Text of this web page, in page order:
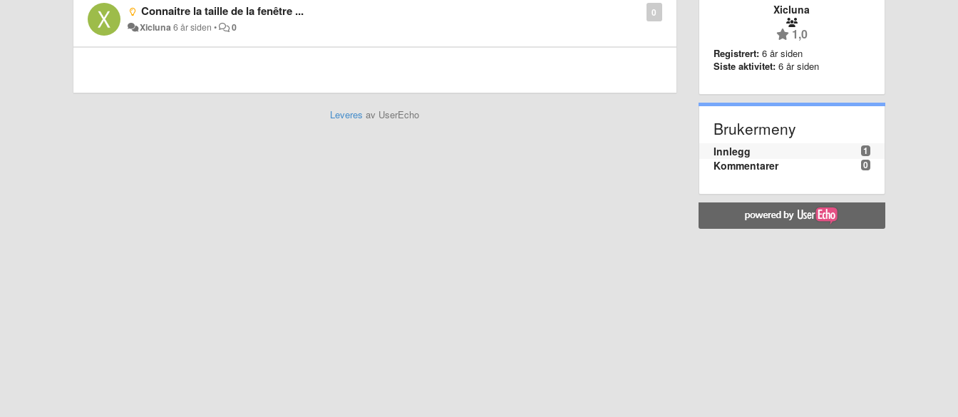
0
Connaitre la taille de la fenêtre ...
Xicluna6 år siden • 0
Leveres av UserEcho
Xicluna
1,0
Registrert: 6 år siden
Siste aktivitet: 6 år siden
Brukermeny
1
Innlegg
0
Kommentarer